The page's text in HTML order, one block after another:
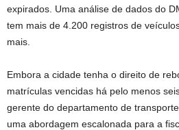
expirados. Uma análise de dados do
tem mais de 4.200 registros de
mais.
Embora a cidade tenha o direito de
matrículas vencidas há pelo menos
gerente do departamento de
uma abordagem escalonada para a